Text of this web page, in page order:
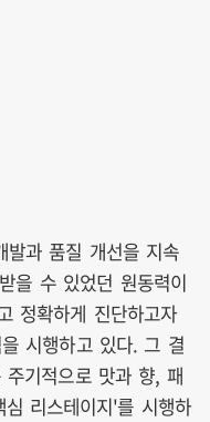
발과 품질 개선을 지속
을 수 있었던 원동력이
정확하게 진단하고자
시행하고 있다. 그 결
기적으로 맛과 향, 패
리스테이지'를 시행하